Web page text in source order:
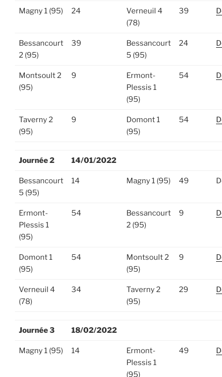
Magny 1 (95) 24
Verneuil 4
(78)
39
Bessancourt
2 (95)
39
Bessancourt
5 (95)
24
Montsoult 2
(95)
9
Ermont-
Plessis 1
(95)
54
Taverny 2
(95)
9
Domont 1
(95)
54
Journée 2 14/01/2022
Bessancourt
5 (95)
14 Magny 1 (95) 49
Ermont-
Plessis 1
(95)
54
Bessancourt
2 (95)
9
Domont 1
(95)
54
Montsoult 2
(95)
9
Verneuil 4
(78)
34
Taverny 2
(95)
29
Journée 3 18/02/2022
Magny 1 (95) 14
Ermont-
Plessis 1
(95)
49